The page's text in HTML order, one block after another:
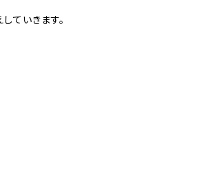
ていきます。